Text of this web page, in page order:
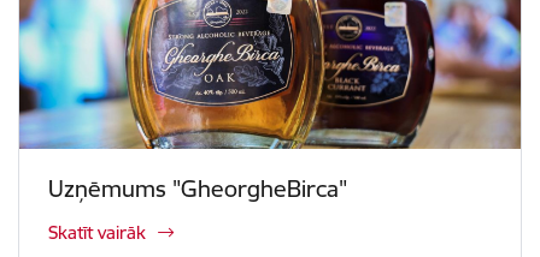
Uzņēmums "GheorgheBirca"
Skatīt vairāk